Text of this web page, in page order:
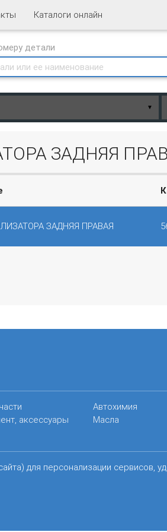
Каталоги онлайн
детали
▼
ЗАДНЯЯ
ЗАДНЯЯ ПРАВАЯ
аксессуары
Автохимия
Масла
для персонализации сервисов,